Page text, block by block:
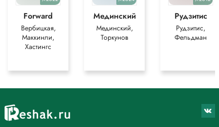
Forward
Вербицкая,
Маккинли,
Хастингс
Мединский
Мединский,
Торкунов
Рудзитис
Рудзитис,
Фельдман